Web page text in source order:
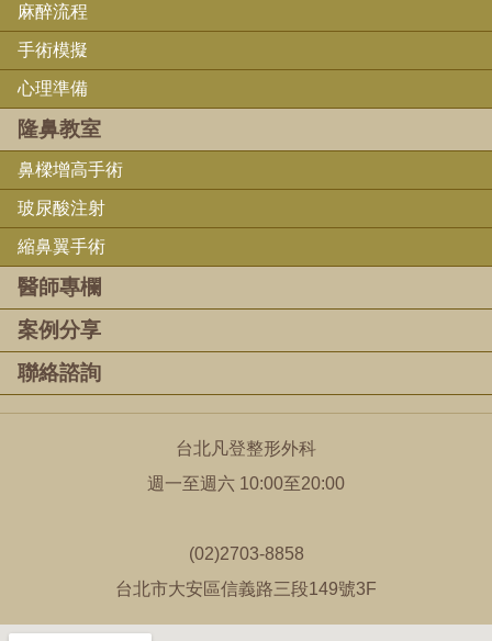
麻醉流程
手術模擬
心理準備
隆鼻教室
鼻樑增高手術
玻尿酸注射
縮鼻翼手術
醫師專欄
案例分享
聯絡諮詢
台北凡登整形外科
週一至週六 10:00至20:00
(02)2703-8858
台北市大安區信義路三段149號3F